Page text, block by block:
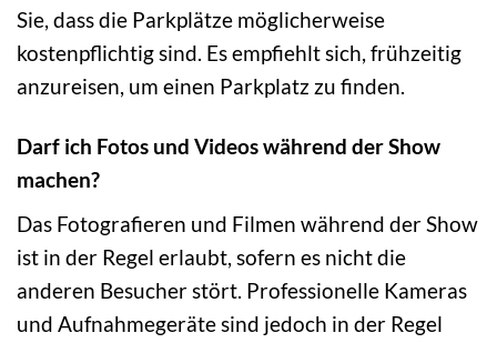
Sie, dass die Parkplätze möglicherweise
kostenpflichtig sind. Es empfiehlt sich, frühzeitig
anzureisen, um einen Parkplatz zu finden.
Darf ich Fotos und Videos während der Show
machen?
Das Fotografieren und Filmen während der Show
ist in der Regel erlaubt, sofern es nicht die
anderen Besucher stört. Professionelle Kameras
und Aufnahmegeräte sind jedoch in der Regel